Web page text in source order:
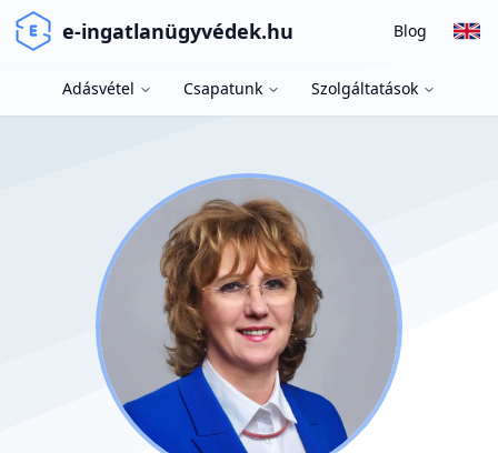
e-ingatlanügyvédek.hu Blog
Adásvétel Csapatunk Szolgáltatások